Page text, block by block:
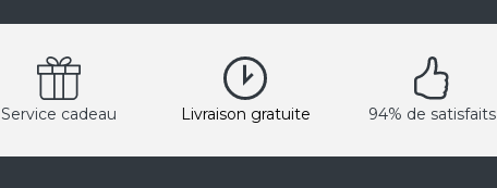
Service cadeau Livraison gratuite 94% de satisfaits